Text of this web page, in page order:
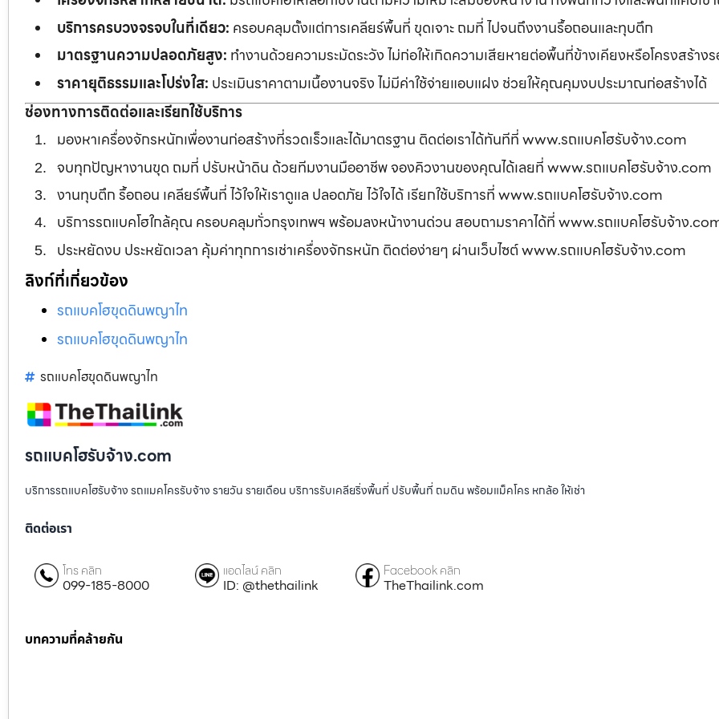
บริการครบวงจรจบในที่เดียว: ครอบคลุมตั้งแต่การเคลียร์พื้นที่ ขุดเจาะ ถมที่ ไปจนถึงงานรื้อถอนและทุบตึก
มาตรฐานความปลอดภัยสูง: ทำงานด้วยความระมัดระวัง ไม่ก่อให้เกิดความเสียหายต่อพื้นที่ข้างเคียงหรือโครงสร้าง
ราคายุติธรรมและโปร่งใส: ประเมินราคาตามเนื้องานจริง ไม่มีค่าใช้จ่ายแอบแฝง ช่วยให้คุณคุมงบประมาณก่อสร้างได้
ช่องทางการติดต่อและเรียกใช้บริการ
มองหาเครื่องจักรหนักเพื่องานก่อสร้างที่รวดเร็วและได้มาตรฐาน ติดต่อเราได้ทันทีที่ www.รถแบคโฮรับจ้าง.com
จบทุกปัญหางานขุด ถมที่ ปรับหน้าดิน ด้วยทีมงานมืออาชีพ จองคิวงานของคุณได้เลยที่ www.รถแบคโฮรับจ้าง.com
งานทุบตึก รื้อถอน เคลียร์พื้นที่ ไว้ใจให้เราดูแล ปลอดภัย ไว้ใจได้ เรียกใช้บริการที่ www.รถแบคโฮรับจ้าง.com
บริการรถแบคโฮใกล้คุณ ครอบคลุมทั่วกรุงเทพฯ พร้อมลงหน้างานด่วน สอบถามราคาได้ที่ www.รถแบคโฮรับจ้าง
ประหยัดงบ ประหยัดเวลา คุ้มค่าทุกการเช่าเครื่องจักรหนัก ติดต่อง่ายๆ ผ่านเว็บไซต์ www.รถแบคโฮรับจ้าง.com
ลิงก์ที่เกี่ยวข้อง
รถแบคโฮขุดดินพญาไท
รถแบคโฮขุดดินพญาไท
รถแบคโฮขุดดินพญาไท
รถแบคโฮรับจ้าง.com
บริการรถแบคโฮรับจ้าง รถแมคโครรับจ้าง รายวัน รายเดือน บริการรับเคลียริ่งพื้นที่ ปรับพื้นที่ ถมดิน พร้อมแม็คโคร หกล้อ ให้เช่า
ติดต่อเรา
โทร คลิก
099-185-8000
แอดไลน์ คลิก
ID: @thethailink
Facebook คลิก
TheThailink.com
บทความที่คล้ายกัน